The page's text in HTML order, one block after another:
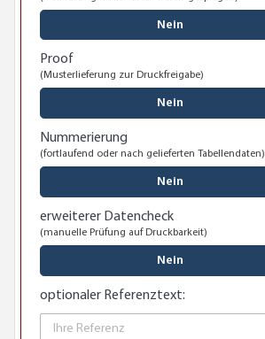
Nein
Proof
(Musterlieferung zur Druckfreigabe)
Nein
Nummerierung
(fortlaufend oder nach gelieferten Tabellendaten)
Nein
erweiterer Datencheck
(manuelle Prüfung auf Druckbarkeit)
Nein
optionaler Referenztext: